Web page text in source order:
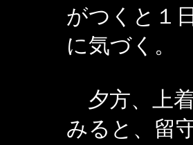
がつくと１
に気づく。
夕方、上
みると、留